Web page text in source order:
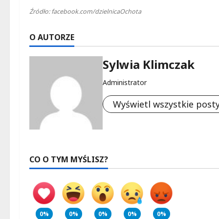
Źródło: facebook.com/dzielnicaOchota
O AUTORZE
Sylwia Klimczak
Administrator
Wyświetl wszystkie
CO O TYM MYŚLISZ?
0% 0% 0% 0% 0%